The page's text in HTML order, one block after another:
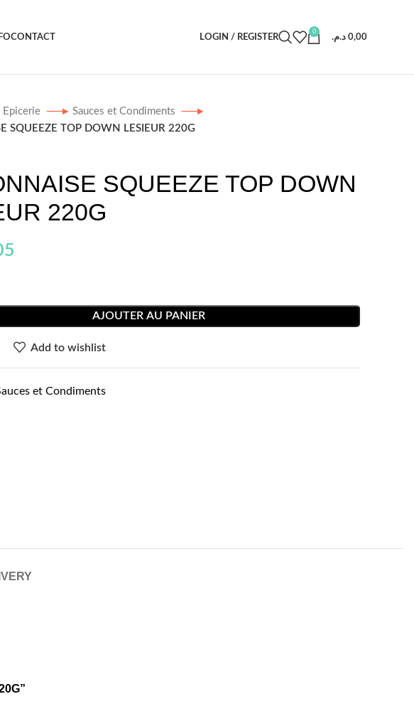
CONTACT LOGIN / REGISTER
0
0,00 د.م.
Epicerie
Sauces et Condiments
SQUEEZE TOP DOWN LESIEUR 220G
SQUEEZE TOP DOWN
220G
AJOUTER AU PANIER
Add to wishlist
et Condiments